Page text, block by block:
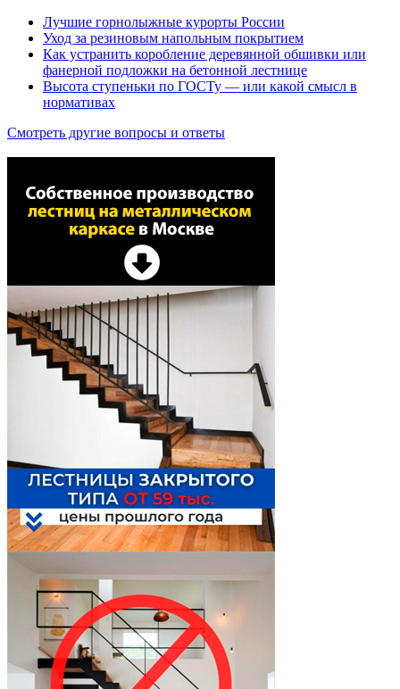
Лучшие горнолыжные курорты России
Уход за резиновым напольным покрытием
Как устранить коробление деревянной обшивки или
фанерной подложки на бетонной лестнице
Высота ступеньки по ГОСТу — или какой смысл в
нормативах
Смотреть другие вопросы и ответы